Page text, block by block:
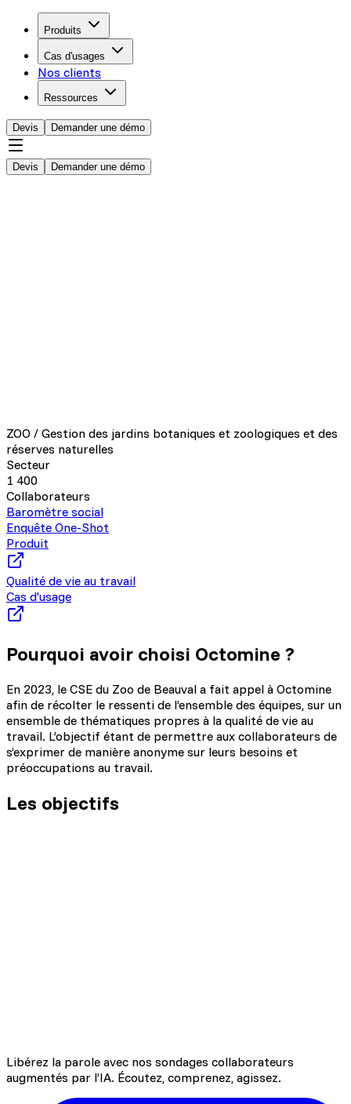
Produits
Cas d'usages
Nos clients
Ressources
Devis Demander une démo
Devis Demander une démo
ZOO / Gestion des jardins botaniques et zoologiques et des
réserves naturelles
Secteur
1 400
Collaborateurs
Baromètre social
Enquête One-Shot
Produit
Qualité de vie au travail
Cas d'usage
Pourquoi avoir choisi Octomine ?
En 2023, le CSE du Zoo de Beauval a fait appel à Octomine
afin de récolter le ressenti de l’ensemble des équipes, sur un
ensemble de thématiques propres à la qualité de vie au
travail. L’objectif étant de permettre aux collaborateurs de
s’exprimer de manière anonyme sur leurs besoins et
préoccupations au travail.
Les objectifs
Faire remonter l’information du terrain
Libérez la parole avec nos sondages collaborateurs
augmentés par l’IA. Écoutez, comprenez, agissez.